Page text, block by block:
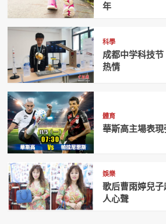
年
科學
成都中学科技
热情
體育
華斯高主場表現
娛樂
歌后曹雨婷兒
人心聲